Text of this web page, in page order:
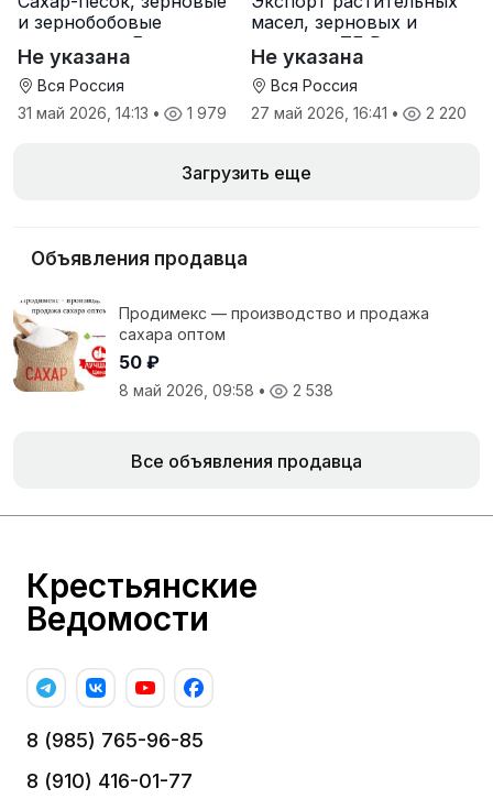
и зернобобовые
культуры от Елань-
Коленовский СЗ
Не указана
Вся Россия
31 май 2026, 14:13 • 1 979
масел, зерновых и
шрота от ТД Русагро
Не указана
Вся Россия
27 май 2026, 16:41 • 2 220
Загрузить еще
Объявления продавца
Продимекс — производство и продажа
сахара оптом
50 ₽
8 май 2026, 09:58 • 2 538
Все объявления продавца
Крестьянские
Ведомости
8 (985) 765-96-85
8 (910) 416-01-77